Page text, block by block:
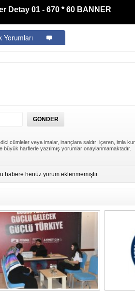
Detay 01 - 670 * 60 BANNER
Yorumları
cümleler veya imalar, inançlara saldırı içeren, imla
harflerle yazılmış yorumlar onaylanmamaktadır.
habere henüz yorum eklenmemiştir.